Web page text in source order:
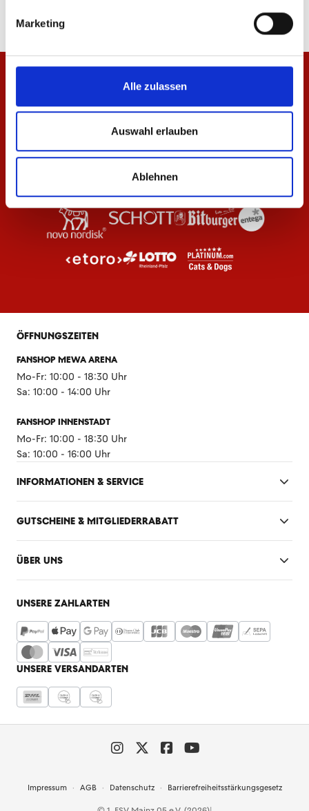
Marketing
Alle zulassen
Auswahl erlauben
Ablehnen
ÖFFNUNGSZEITEN
FANSHOP MEWA ARENA
Mo-Fr: 10:00 - 18:30 Uhr
Sa: 10:00 - 14:00 Uhr
FANSHOP INNENSTADT
Mo-Fr: 10:00 - 18:30 Uhr
Sa: 10:00 - 16:00 Uhr
INFORMATIONEN & SERVICE
GUTSCHEINE & MITGLIEDERRABATT
ÜBER UNS
UNSERE ZAHLARTEN
UNSERE VERSANDARTEN
Impressum AGB Datenschutz Barrierefreiheitsstärkungsgesetz